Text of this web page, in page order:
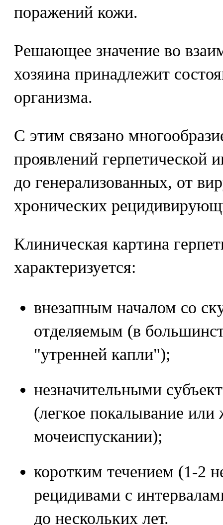
поражений кожи.
Решающее значение во
хозяина принадлежит
организма.
С этим связано
проявлений герпетической
до генерализованных, от
хронических
Клиническая картина
характеризуется:
внезапным началом со
отделяемым (в
"утренней капли");
незначительными
(легкое покалывание
мочеиспускании);
коротким течением (1-2
рецидивами с
до нескольких лет.